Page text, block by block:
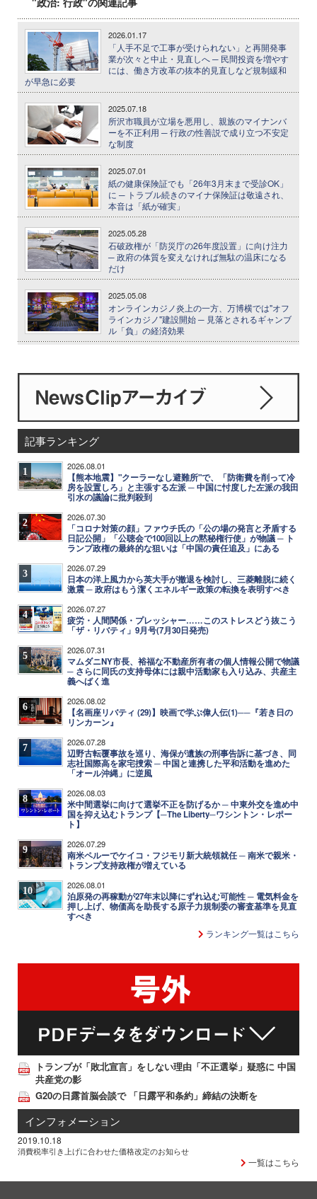
2026.01.17
「人手不足で工事が受けられない」と再開発事
業が次々と中止・見直しへ ─ 民間投資を増やす
には、働き方改革の抜本的見直しなど規制緩和
が早急に必要
2025.07.18
所沢市職員が立場を悪用し、親族のマイナンバ
ーを不正利用 ─ 行政の性善説で成り立つ不安定
な制度
2025.07.01
紙の健康保険証でも「26年3月末まで受診OK」
に ─ トラブル続きのマイナ保険証は敬遠され、
本音は「紙が確実」
2025.05.28
石破政権が「防災庁の26年度設置」に向け注力
─ 政府の体質を変えなければ無駄の温床になる
だけ
2025.05.08
オンラインカジノ炎上の一方、万博横では"オフ
ラインカジノ"建設開始 ─ 見落とされるギャンブ
ル「負」の経済効果
記事ランキング
1 2026.08.01
【熊本地震】"クーラーなし避難所"で、「防衛費を削って冷
房を設置しろ」と主張する左派 ─ 中国に忖度した左派の我田
引水の議論に批判殺到
2 2026.07.30
「コロナ対策の顔」ファウチ氏の「公の場の発言と矛盾する
日記公開」「公聴会で100回以上の黙秘権行使」が物議 ─ ト
ランプ政権の最終的な狙いは「中国の責任追及」にある
3 2026.07.29
日本の洋上風力から英大手が撤退を検討し、三菱離脱に続く
激震 ─ 政府はもう潔くエネルギー政策の転換を表明すべき
4 2026.07.27
疲労・人間関係・プレッシャー……このストレスどう抜こう
「ザ・リバティ」9月号(7月30日発売)
5 2026.07.31
マムダニNY市長、裕福な不動産所有者の個人情報公開で物議
─ さらに同氏の支持母体には親中活動家も入り込み、共産主
義へばく進
6 2026.08.02
【名画座リバティ (29)】映画で学ぶ偉人伝(1)──『若き日の
リンカーン』
7 2026.07.28
辺野古転覆事故を巡り、海保が遺族の刑事告訴に基づき、同
志社国際高を家宅捜索 ─ 中国と連携した平和活動を進めた
「オール沖縄」に逆風
8 2026.08.03
米中間選挙に向けて選挙不正を防げるか ─ 中東外交を進め中
国を抑え込むトランプ【─The Liberty─ワシントン・レポー
ト】
9 2026.07.29
南米ペルーでケイコ・フジモリ新大統領就任 ─ 南米で親米・
トランプ支持政権が増えている
10 2026.08.01
泊原発の再稼動が27年末以降にずれ込む可能性 ─ 電気料金を
押し上げ、物価高を助長する原子力規制委の審査基準を見直
すべき
ランキング一覧はこちら
トランプが「敗北宣言」をしない理由「不正選挙」疑惑に 中国
共産党の影
G20の日露首脳会談で 「日露平和条約」締結の決断を
インフォメーション
2019.10.18
消費税率引き上げに合わせた価格改定のお知らせ
一覧はこちら